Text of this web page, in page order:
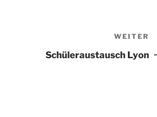
WEITER
Schüleraustausch Lyon